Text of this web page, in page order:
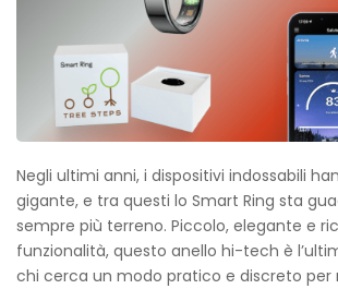
Negli ultimi anni, i dispositivi indossabili
gigante, e tra questi lo Smart Ring sta
sempre più terreno. Piccolo, elegante e
funzionalità, questo anello hi-tech è
chi cerca un modo pratico e discreto per